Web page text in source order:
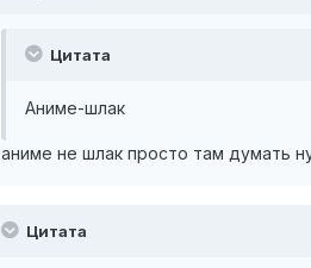
Цитата
Аниме-шлак
аниме не шлак просто там думать
Цитата